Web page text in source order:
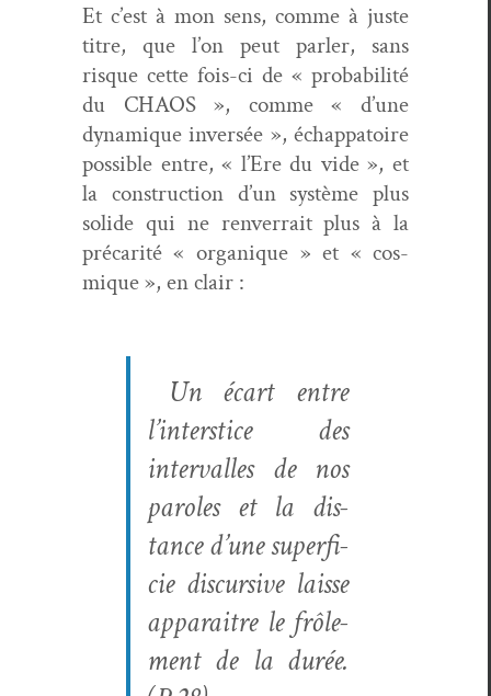
Et c’est à mon sens, comme à juste
titre, que l’on peut par­ler, sans
risque cette fois-ci de « prob­a­bil­ité
du CHAOS », comme « d’une
dynamique inver­sée », échap­pa­toire
pos­si­ble entre, « l’Ere du vide », et
la con­struc­tion d’un sys­tème plus
solide qui ne ren­ver­rait plus à la
pré­car­ité « organique » et « cos­
mique », en clair :
Un écart entre
l’interstice des
inter­valles de nos
paroles et la dis­
tance d’une super­fi­
cie dis­cur­sive laisse
appa­raitre le frôle­
ment de la durée.